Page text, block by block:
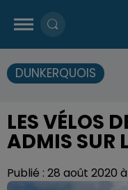
DUNKERQUOIS
LES VÉLOS
ADMIS SUR
Publié : 28 août 2020